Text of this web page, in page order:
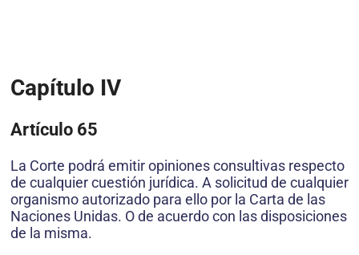
Capítulo IV
Artículo 65
La Corte podrá emitir opiniones consultivas respecto
de cualquier cuestión jurídica. A solicitud de cualquier
organismo autorizado para ello por la Carta de las
Naciones Unidas. O de acuerdo con las disposiciones
de la misma.